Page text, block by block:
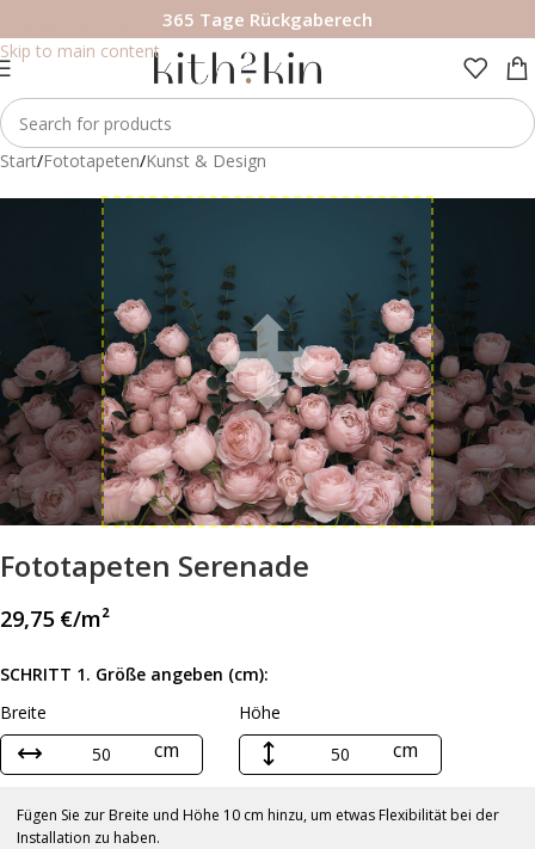
Skip to main content
365 Tage Rückgaberech
Start/Fototapeten/Kunst & Design
Fototapeten Serenade
29,75 €/m²
SCHRITT 1. Größe angeben (cm):
Breite
cm
Höhe
cm
Fügen Sie zur Breite und Höhe 10 cm hinzu, um etwas Flexibilität bei der
Installation zu haben.